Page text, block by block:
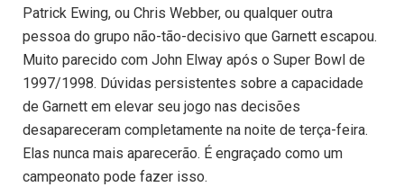
Patrick Ewing, ou Chris Webber, ou qualquer outra
pessoa do grupo não-tão-decisivo que Garnett escapou.
Muito parecido com John Elway após o Super Bowl de
1997/1998. Dúvidas persistentes sobre a capacidade
de Garnett em elevar seu jogo nas decisões
desapareceram completamente na noite de terça-feira.
Elas nunca mais aparecerão. É engraçado como um
campeonato pode fazer isso.